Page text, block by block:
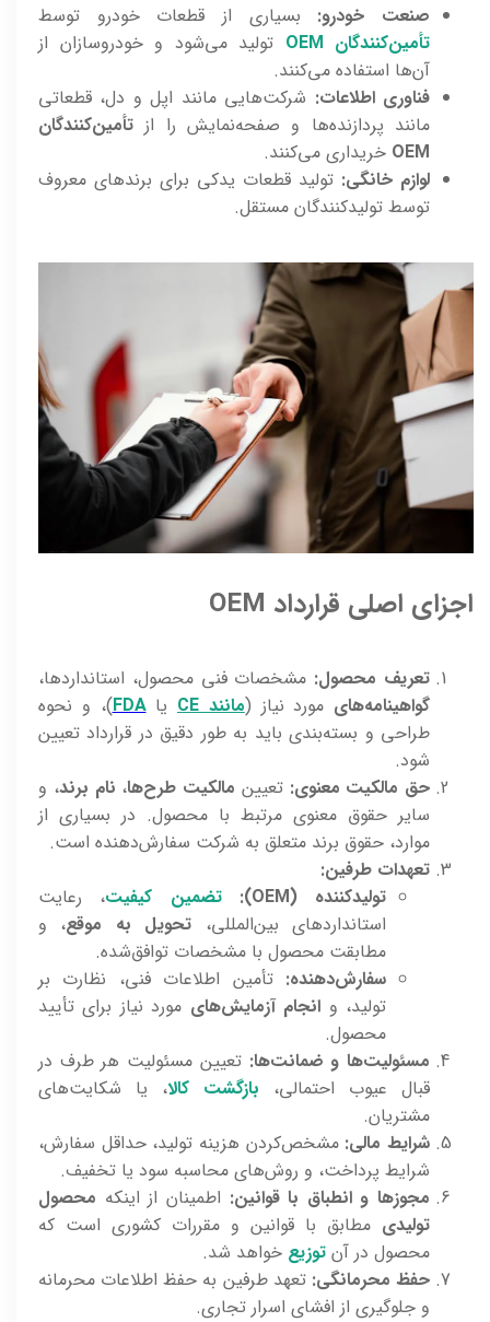
صنعت خودرو: بسیاری از قطعات خودرو توسط
تأمین‌کنندگان OEM
تولید می‌شود و خودروسازان از
آن‌ها استفاده می‌کنند.
فناوری اطلاعات: شرکت‌هایی مانند اپل و دل، قطعاتی
مانند پردازنده‌ها و صفحه‌نمایش را ازتأمین‌کنندگان
OEM خریداری می‌کنند.
لوازم خانگی: تولید قطعات یدکی برای برندهای معروف
توسط تولیدکنندگان مستقل.
اجزای اصلی قرارداد OEM
تعریف محصول: مشخصات فنی محصول، استانداردها،
گواهینامه‌های مورد نیاز (مانند CE یاFDA)، و نحوه
طراحی و بسته‌بندی باید به طور دقیق در قرارداد تعیین
شود.
حق مالکیت معنوی: تعیین مالکیت طرح‌ها، نام برند، و
سایر حقوق معنوی مرتبط با محصول. در بسیاری از
موارد، حقوق برند متعلق به شرکت سفارش‌دهنده است.
تعهدات طرفین:
تولیدکننده (OEM):
تضمین کیفیت، رعایت
استانداردهای بین‌المللی، تحویل به موقع، و
مطابقت محصول با مشخصات توافق‌شده.
سفارش‌دهنده: تأمین اطلاعات فنی، نظارت بر
تولید، و انجام آزمایش‌های مورد نیاز برای تأیید
محصول.
مسئولیت‌ها و ضمانت‌ها: تعیین مسئولیت هر طرف در
قبال عیوب احتمالی، بازگشت کالا، یا شکایت‌های
مشتریان.
شرایط مالی: مشخص‌کردن هزینه تولید، حداقل سفارش،
شرایط پرداخت، و روش‌های محاسبه سود یا تخفیف.
مجوزها و انطباق با قوانین: اطمینان از اینکه محصول
تولیدی مطابق با قوانین و مقررات کشوری است که
محصول در آن توزیع خواهد شد.
حفظ محرمانگی: تعهد طرفین به حفظ اطلاعات محرمانه
و جلوگیری از افشای اسرار تجاری.